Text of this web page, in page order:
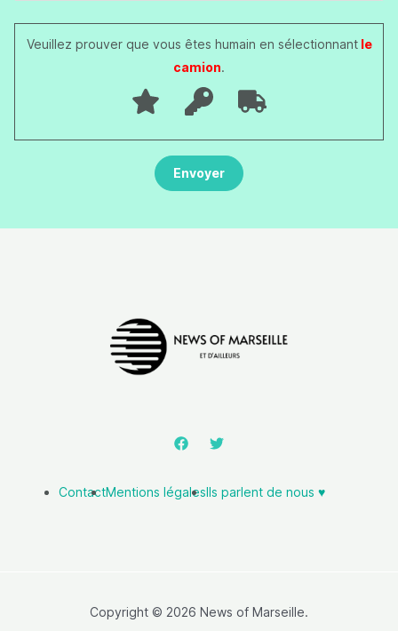
Veuillez prouver que vous êtes humain en sélectionnantle
camion.
ContactMentions légalesIls parlent de nous ♥️
Copyright © 2026 News of Marseille.